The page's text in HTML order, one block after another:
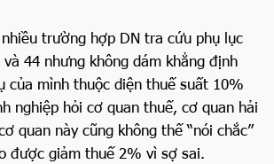
trường hợp DN tra cứu phụ lục
44 nhưng không dám khẳng định
của mình thuộc diện thuế suất 10%
nghiệp hỏi cơ quan thuế, cơ quan hải
quan này cũng không thế “nói chắc”
được giảm thuế 2% vì sợ sai.